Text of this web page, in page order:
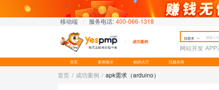
移动端 服务电话:400-066-1318
成功案例
找需求
网站开发 APP
首页 案例展示 标的大厅 找服务商
首页 / 成功案例 / apk需求（arduino）